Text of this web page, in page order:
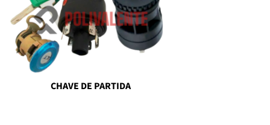
CHAVE DE PARTIDA